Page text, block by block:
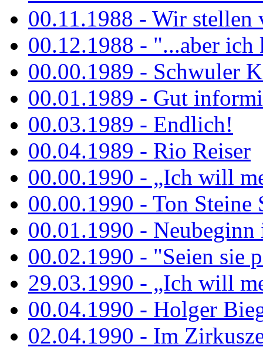
00.11.1988 - Wir stellen
00.12.1988 - "...aber ich
00.00.1989 - Schwuler
00.01.1989 - Gut
00.03.1989 - Endlich!
00.04.1989 - Rio Reiser
00.00.1990 - „Ich will
00.00.1990 - Ton Steine
00.01.1990 -
00.02.1990 - "Seien sie
29.03.1990 - „Ich will
00.04.1990 - Holger
02.04.1990 - Im